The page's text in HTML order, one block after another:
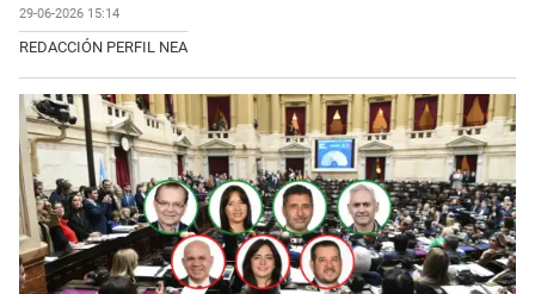
29-06-2026 15:14
REDACCIÓN PERFIL NEA